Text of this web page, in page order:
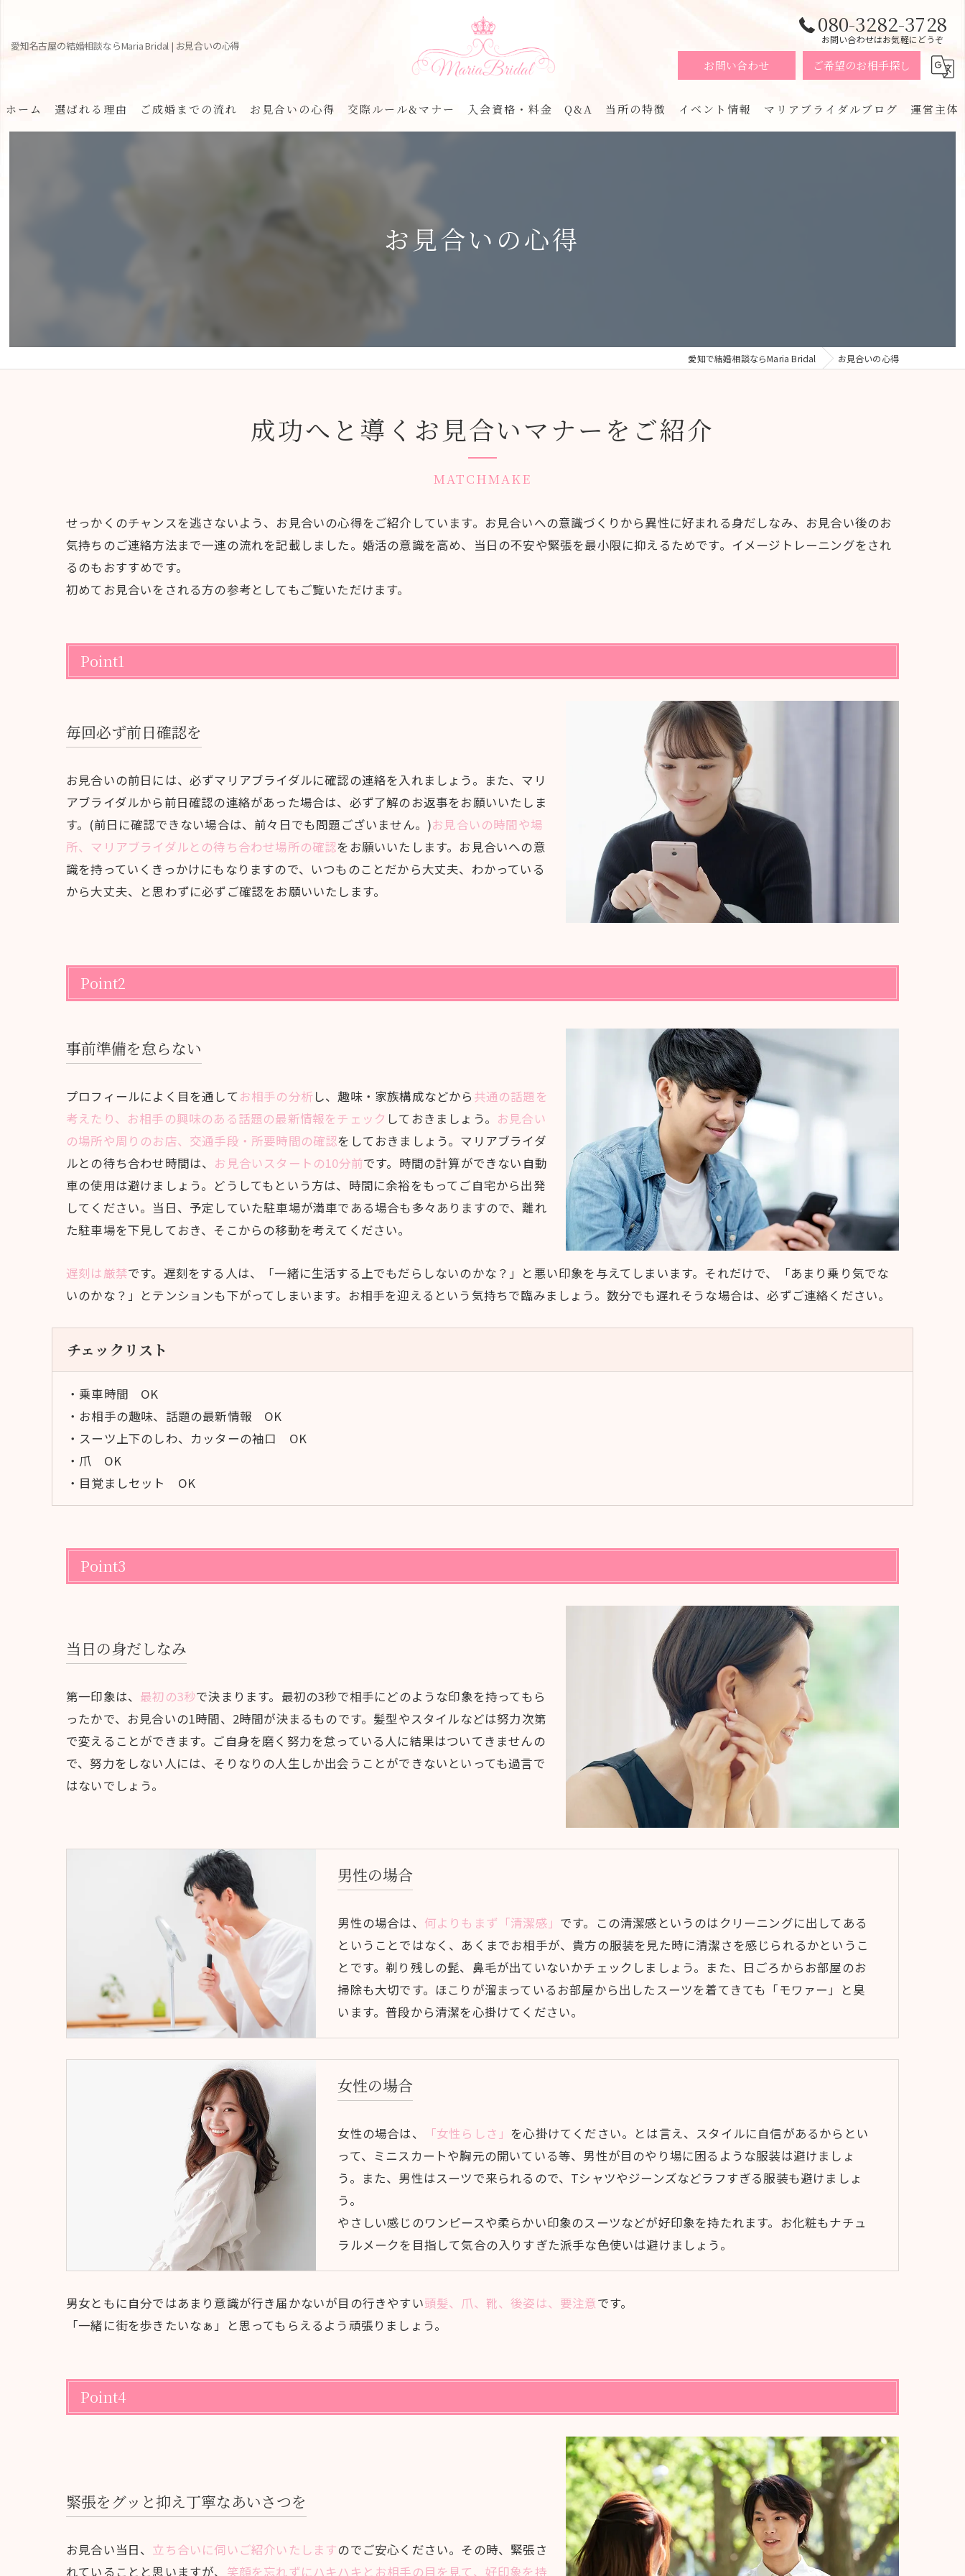
愛知名古屋の結婚相談ならMaria Bridal | お見合いの心得
080-3282-3728
お問い合わせはお気軽にどうぞ
お問い合わせ ご希望のお相手探し
ホーム 選ばれる理由 ご成婚までの流れ お見合いの心得 交際ルール&マナー 入会資格・料金 Q&A 当所の特徴 イベント情報 マリアブライダルブログ 運営主体
お見合いの心得
愛知で結婚相談ならMaria Bridal お見合いの心得
成功へと導くお見合いマナーをご紹介
MATCHMAKE
せっかくのチャンスを逃さないよう、お見合いの心得をご紹介しています。お見合いへの意識づくりから異性に好まれる身だしなみ、お見合い後のお
気持ちのご連絡方法まで一連の流れを記載しました。婚活の意識を高め、当日の不安や緊張を最小限に抑えるためです。イメージトレーニングをされ
るのもおすすめです。
初めてお見合いをされる方の参考としてもご覧いただけます。
Point1
毎回必ず前日確認を
お見合いの前日には、必ずマリアブライダルに確認の連絡を入れましょう。また、マリ
アブライダルから前日確認の連絡があった場合は、必ず了解のお返事をお願いいたしま
す。(前日に確認できない場合は、前々日でも問題ございません。)お見合いの時間や場
所、マリアブライダルとの待ち合わせ場所の確認をお願いいたします。お見合いへの意
識を持っていくきっかけにもなりますので、いつものことだから大丈夫、わかっている
から大丈夫、と思わずに必ずご確認をお願いいたします。
Point2
事前準備を怠らない
プロフィールによく目を通してお相手の分析し、趣味・家族構成などから 共通の話題を
考えたり、お相手の興味のある話題の最新情報をチェック しておきましょう。 お見合い
の場所や周りのお店、交通手段・所要時間の確認をしておきましょう。マリアブライダ
ルとの待ち合わせ時間は、 お見合いスタートの10分前です。時間の計算ができない自動
車の使用は避けましょう。どうしてもという方は、時間に余裕をもってご自宅から出発
してください。当日、予定していた駐車場が満車である場合も多々ありますので、離れ
た駐車場を下見しておき、そこからの移動を考えてください。
遅刻は厳禁です。遅刻をする人は、「一緒に生活する上でもだらしないのかな？」と悪い印象を与えてしまいます。それだけで、「あまり乗り気でな
いのかな？」とテンションも下がってしまいます。お相手を迎えるという気持ちで臨みましょう。数分でも遅れそうな場合は、必ずご連絡ください。
チェックリスト
・乗車時間 OK
・お相手の趣味、話題の最新情報 OK
・スーツ上下のしわ、カッターの袖口 OK
・爪 OK
・目覚ましセット OK
Point3
当日の身だしなみ
第一印象は、 最初の3秒で決まります。最初の3秒で相手にどのような印象を持ってもら
ったかで、お見合いの1時間、2時間が決まるものです。髪型やスタイルなどは努力次第
で変えることができます。ご自身を磨く努力を怠っている人に結果はついてきませんの
で、努力をしない人には、そりなりの人生しか出会うことができないといっても過言で
はないでしょう。
男性の場合
男性の場合は、 何よりもまず「清潔感」 です。この清潔感というのはクリーニングに出してある
ということではなく、あくまでお相手が、貴方の服装を見た時に清潔さを感じられるかというこ
とです。剃り残しの髭、鼻毛が出ていないかチェックしましょう。また、日ごろからお部屋のお
掃除も大切です。ほこりが溜まっているお部屋から出したスーツを着てきても「モワァー」と臭
います。普段から清潔を心掛けてください。
女性の場合
女性の場合は、 「女性らしさ」 を心掛けてください。とは言え、スタイルに自信があるからとい
って、ミニスカートや胸元の開いている等、男性が目のやり場に困るような服装は避けましょ
う。また、男性はスーツで来られるので、Tシャツやジーンズなどラフすぎる服装も避けましょ
う。
やさしい感じのワンピースや柔らかい印象のスーツなどが好印象を持たれます。お化粧もナチュ
ラルメークを目指して気合の入りすぎた派手な色使いは避けましょう。
男女ともに自分ではあまり意識が行き届かないが目の行きやすい頭髪、爪、靴、後姿は、要注意です。
「一緒に街を歩きたいなぁ」と思ってもらえるよう頑張りましょう。
Point4
緊張をグッと抑え丁寧なあいさつを
お見合い当日、 立ち合いに伺いご紹介いたしますのでご安心ください。その時、緊張さ
れていることと思いますが、 笑顔を忘れずにハキハキとお相手の目を見て、好印象を持